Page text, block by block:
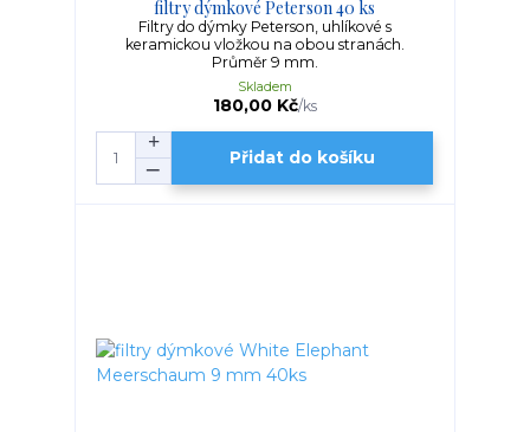
filtry dýmkové Peterson 40 ks
Filtry do dýmky Peterson, uhlíkové s
keramickou vložkou na obou stranách.
Průměr 9 mm.
180,00 Kč/ks
Skladem
Přidat do košíku